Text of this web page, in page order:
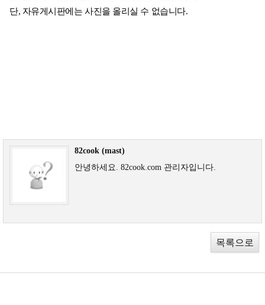
단, 자유게시판에는 사진을 올리실 수 없습니다.
82cook (mast)
안녕하세요. 82cook.com 관리자입니다.
목록으로